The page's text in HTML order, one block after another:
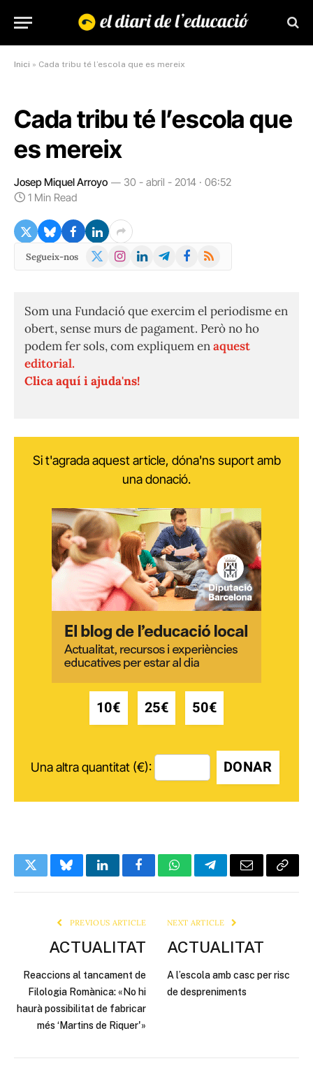
Inici » Cada tribu té l’escola que es mereix
Cada tribu té l’escola que
es mereix
Josep Miquel Arroyo
30 - abril - 2014 · 06:52
1 Min Read
Segueix-nos
X
Instagram
LinkedInTelegramFacebook
RSS
Som una Fundació que exercim el periodisme en
obert, sense murs de pagament. Però no ho
podem fer sols, com expliquem enaquest
editorial.
Clica aquí i ajuda'ns!
Si t'agrada aquest article, dóna'ns suport amb
una donació.
10€ 25€ 50€
Una altra quantitat (€): DONAR
TwitterBlueskyLinkedInFacebookWhatsAppTelegramEmail Copy
PREVIOUS ARTICLE
ACTUALITAT
Reaccions al tancament de
Filologia Romànica: «No hi
haurà possibilitat de fabricar
més ‘Martins de Riquer'»
NEXT ARTICLE
ACTUALITAT
A l’escola amb casc per risc
de despreniments